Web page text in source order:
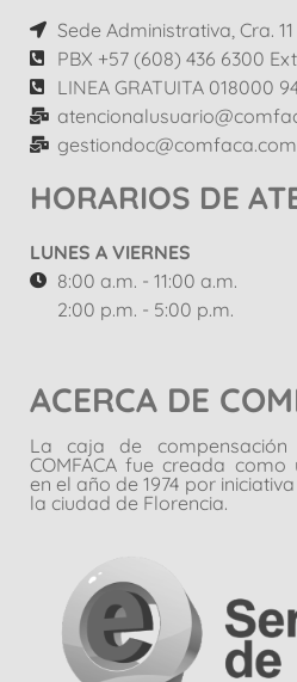
Sede Administrativa, Cra.
PBX +57 (608) 436 6300
LINEA GRATUITA 018000
gestiondoc@comfaca.com
HORARIOS DE
LUNES A VIERNES
8:00 a.m. - 11:00 a.m.
2:00 p.m. - 5:00 p.m.
ACERCA DE
La caja de compensación
COMFACA fue creada
en el año de 1974 por
la ciudad de Florencia.